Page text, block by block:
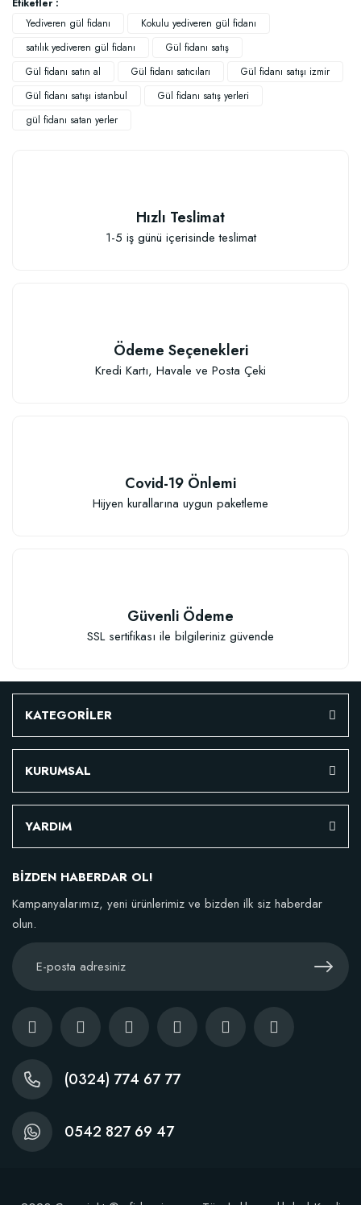
Elastik Meyve Fidanı Bağlama İpi (10 Fidan İçin )
Sepete Ekle
106,81 TL
Etiketler :
Yediveren gül fidanı
Kokulu yediveren gül fidanı
satılık yediveren gül fidanı
Gül fidanı satış
Gül fidanı satın al
Gül fidanı satıcıları
Gül fidanı satışı izmir
Gül fidanı satışı istanbul
Gül fidanı satış yerleri
gül fidanı satan yerler
Hızlı Teslimat
1-5 iş günü içerisinde teslimat
Ödeme Seçenekleri
Kredi Kartı, Havale ve Posta Çeki
Covid-19 Önlemi
Hijyen kurallarına uygun paketleme
Güvenli Ödeme
SSL sertifikası ile bilgileriniz güvende
KATEGORİLER
KURUMSAL
YARDIM
BİZDEN HABERDAR OL!
Kampanyalarımız, yeni ürünlerimiz ve bizden ilk siz haberdar
olun.
(0324) 774 67 77
0542 827 69 47